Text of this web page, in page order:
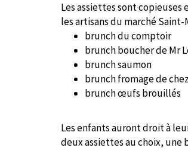
Les assiettes sont
les artisans du marché Saint-
brunch du comptoir
brunch boucher de Mr
brunch saumon
brunch fromage de
brunch œufs brouillés
Les enfants auront droit à
deux assiettes au choix, une